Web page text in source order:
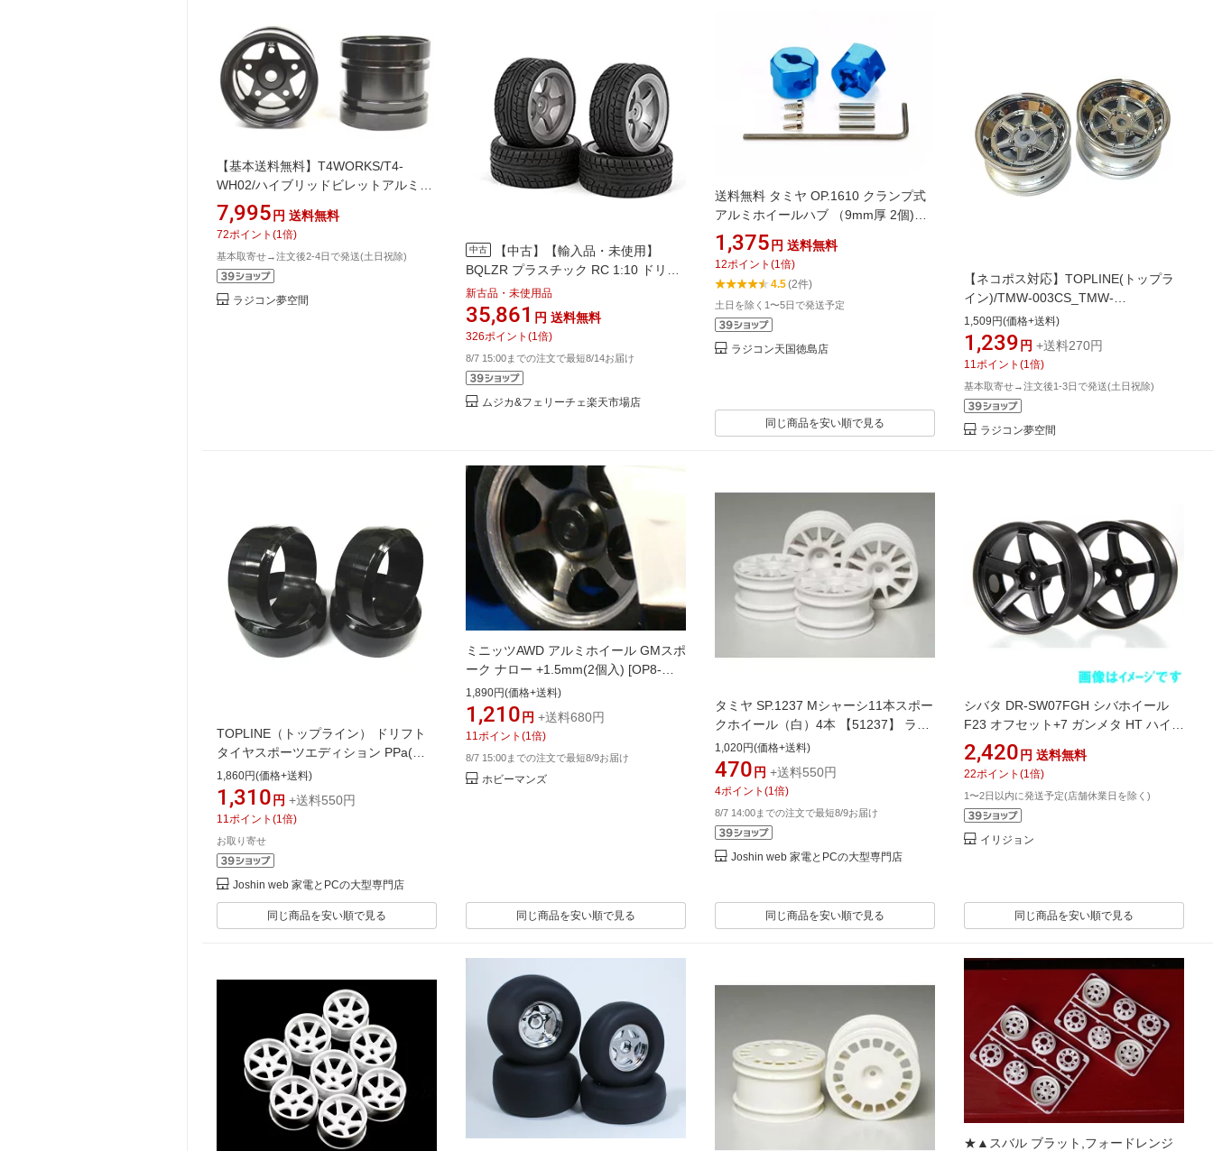
【基本送料無料】T4WORKS/T4-
WH02/ハイブリッドビレットアルミホ
イール リア 【ホーネット・グラスホ
ッパー用】
7,995円 送料無料
72ポイント (1 倍)
基本取寄せ→注文後2-4日で発送(土日祝除)
ラジコン夢空間
中古
【中古】【輸入品・未使用】
BQLZR プラスチック RC 1:10 ドリフ
トタイヤ & グレー アルミ合金製 5スポ
ークホイール 4個パック
新古品・未使用品
35,861 円 送料無料
326ポイント (1 倍)
8/7 15:00までの注文で最短8/14お届け
ムジカ&フェリーチェ楽天市場店
送料無料 タミヤ OP.1610 クランプ式
アルミホイールハブ （9mm厚 2個)
#54610
1,375 円 送料無料
12ポイント (1倍)
4.5(2件)
土日を除く1〜5日で発送予定
ラジコン天国徳島店
同じ商品を安い順で見る
【ネコポス対応】TOPLINE(トップラ
イン)/TMW-003CS_TMW-
013CS_TMW-063CS/ミニロンシャン
XR-4ホイル (クロームシルバー)2個入
1,509円(価格+送料)
1,239 円 +送料270円
11 ポイント (1 倍)
基本取寄せ→注文後1-3日で発送(土日祝除)
ラジコン夢空間
TOPLINE（トップライン） ドリフト
タイヤスポーツエディション PPa(コ
ンクリート向き)【TDT-002a】 ラジコ
ンパーツ
1,860円(価格+送料)
1,310 円 +送料550円
11 ポイント (1 倍)
お取り寄せ
Joshin web 家電とPCの大型専門店
同じ商品を安い順で見る
ミニッツAWD アルミホイール GMスポ
ーク ナロー +1.5mm(2個入) [OP8-
211](JAN：4518626582115)
1,890円(価格+送料)
1,210 円 +送料680円
11ポイント (1倍)
8/7 15:00までの注文で最短8/9お届け
ホビーマンズ
同じ商品を安い順で見る
タミヤ SP.1237 Mシャーシ11本スポー
クホイール（白）4本 【51237】 ラジ
コン用
1,020円(価格+送料)
470 円 +送料550円
4ポイント (1 倍)
8/7 14:00までの注文で最短8/9お届け
Joshin web 家電とPCの大型専門店
同じ商品を安い順で見る
シバタ DR-SW07FGH シバホイール
F23 オフセット+7 ガンメタ HT ハイト
ラクションモデル
2,420 円 送料無料
22ポイント (1 倍)
1〜2日以内に発送予定(店舗休業日を除く)
イリジョン
同じ商品を安い順で見る
★▲スバル ブラット,フォードレンジ